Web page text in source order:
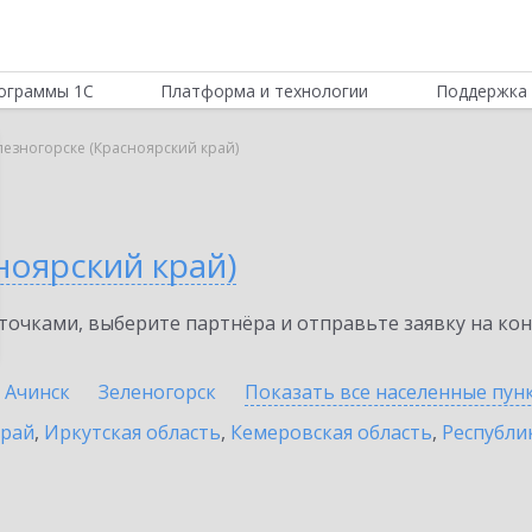
1С Платформа и технологии Поддержка
(Красноярский край)
край)
выберите партнёра и отправьте заявку на
Ачинск Зеленогорск Показать все населенные
, Иркутская область, Кемеровская область,